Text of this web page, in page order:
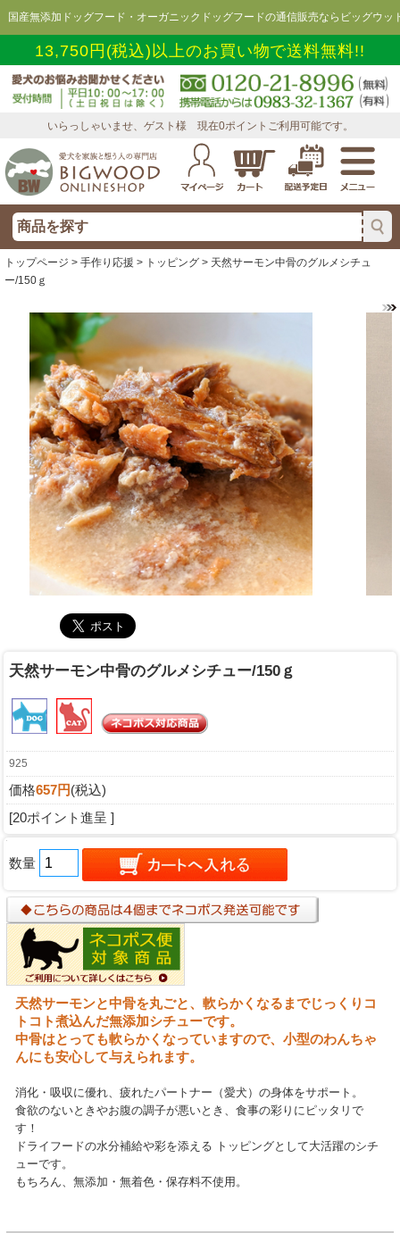
国産無添加ドッグフード・オーガニックドッグフードの通信販売ならビッグウッ
13,750円(税込)以上のお買い物で送料無料!!
いらっしゃいませ、ゲスト様 現在0ポイントご利用可能です。
トップページ > 手作り応援 > トッピング > 天然サーモン中骨のグルメシチュ
ー/150ｇ
天然サーモン中骨のグルメシチュー/150ｇ
925
価格657円(税込)
[20ポイント進呈 ]
数量
天然サーモンと中骨を丸ごと、軟らかくなるまでじっくりコ
トコト煮込んだ無添加シチューです。
中骨はとっても軟らかくなっていますので、小型のわんちゃ
んにも安心して与えられます。
消化・吸収に優れ、疲れたパートナー（愛犬）の身体をサポート。
食欲のないときやお腹の調子が悪いとき、食事の彩りにピッタリで
す！
ドライフードの水分補給や彩を添える トッピングとして大活躍のシチ
ューです。
もちろん、無添加・無着色・保存料不使用。